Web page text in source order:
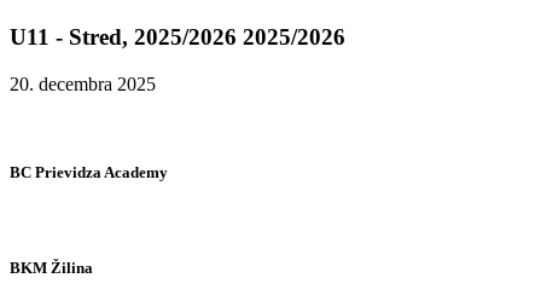
U11 - Stred, 2025/2026 2025/2026
20. decembra 2025
BC Prievidza Academy
BKM Žilina